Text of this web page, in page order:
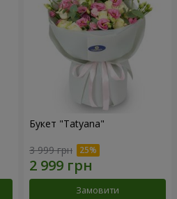
Букет "Tatyana"
3 999 грн
Замовити